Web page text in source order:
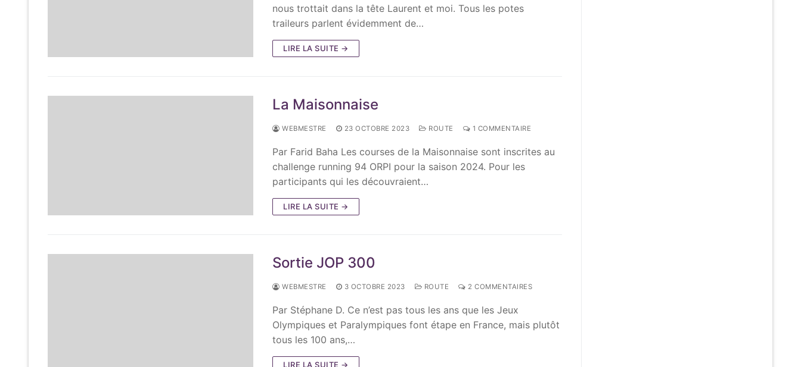
nous trottait dans la tête Laurent et moi. Tous les potes
traileurs parlent évidemment de…
LIRE LA SUITE →
La Maisonnaise
WEBMESTRE 23 OCTOBRE 2023 ROUTE 1 COMMENTAIRE
Par Farid Baha Les courses de la Maisonnaise sont inscrites au
challenge running 94 ORPI pour la saison 2024. Pour les
participants qui les découvraient…
LIRE LA SUITE →
Sortie JOP 300
WEBMESTRE 3 OCTOBRE 2023 ROUTE 2 COMMENTAIRES
Par Stéphane D. Ce n’est pas tous les ans que les Jeux
Olympiques et Paralympiques font étape en France, mais plutôt
tous les 100 ans,…
LIRE LA SUITE →